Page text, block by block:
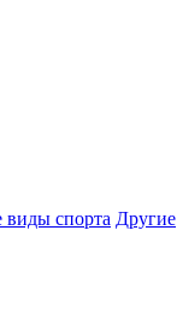
виды спорта Другие